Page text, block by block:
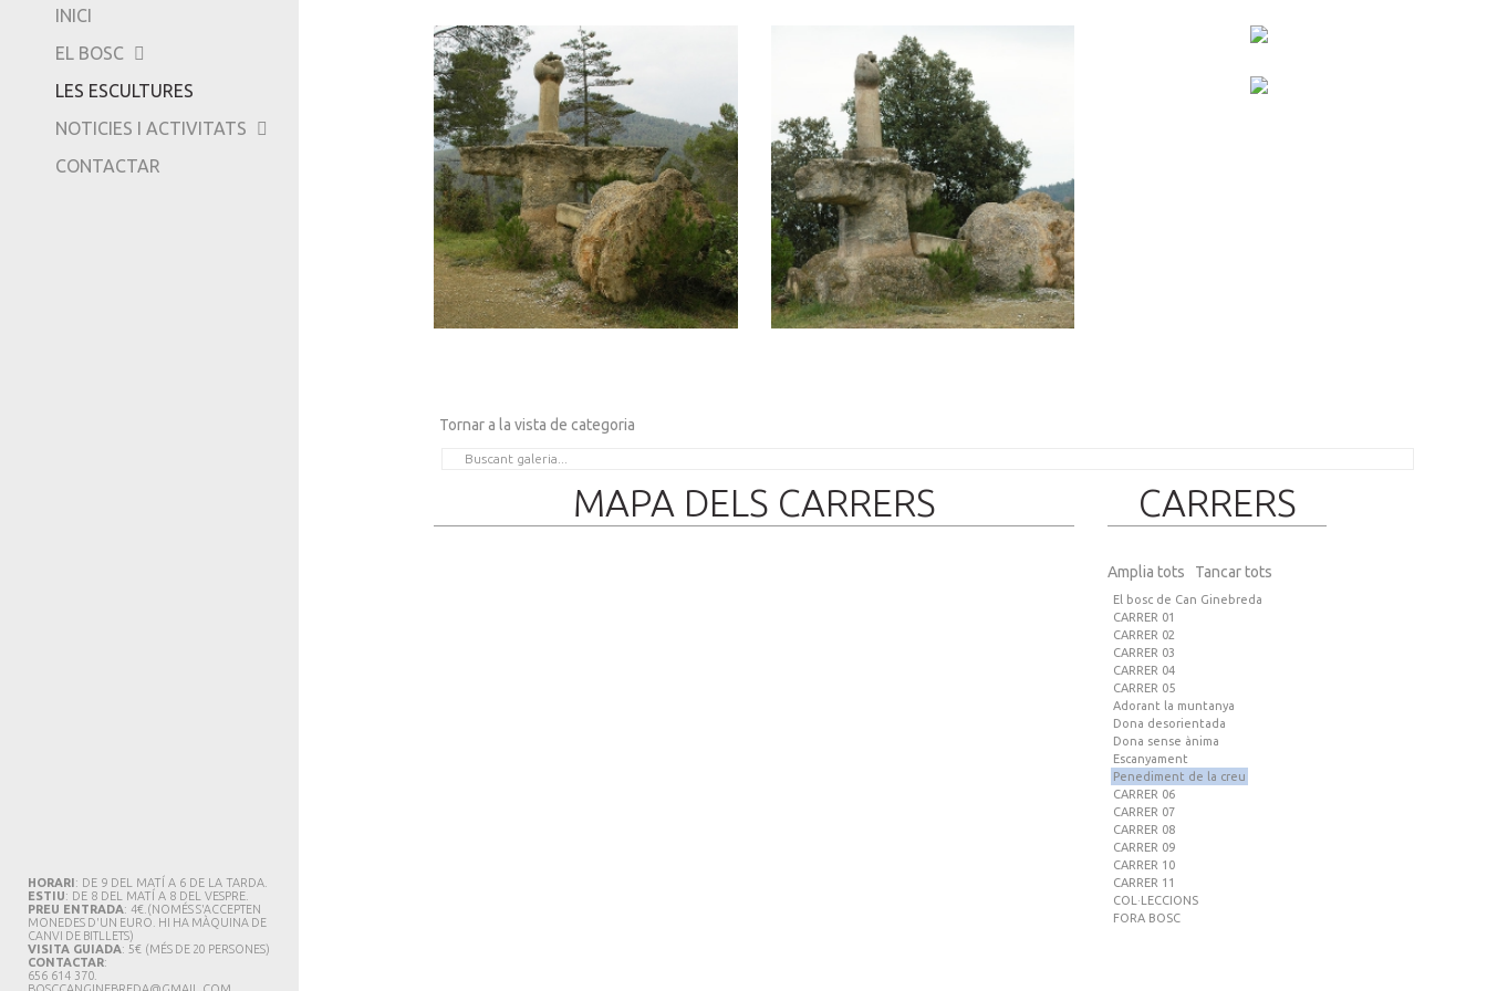
INICI
EL BOSC
LES ESCULTURES
NOTICIES I ACTIVITATS
CONTACTAR
HORARI: DE 9 DEL MATÍ A 6 DE LA TARDA.
ESTIU: DE 8 DEL MATÍ A 8 DEL VESPRE.
PREU ENTRADA: 4€. (NOMÉS S'ACCEPTEN
MONEDES D'UN EURO. HI HA MÀQUINA DE
CANVI DE BITLLETS)
VISITA GUIADA: 5€ (MÉS DE 20 PERSONES)
CONTACTAR:
656 614 370.
Tornar a la vista de categoria
MAPA DELS CARRERS CARRERS
Amplia tots Tancar tots
El bosc de Can Ginebreda
CARRER 01
CARRER 02
CARRER 03
CARRER 04
CARRER 05
Adorant la muntanya
Dona desorientada
Dona sense ànima
Escanyament
Penediment de la creu
CARRER 06
CARRER 07
CARRER 08
CARRER 09
CARRER 10
CARRER 11
COL·LECCIONS
FORA BOSC